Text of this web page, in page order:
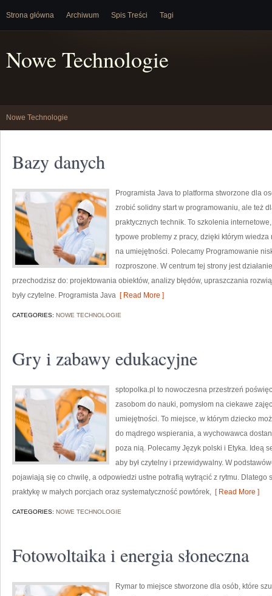
Strona główna Archiwum Spis Treści Tagi
Nowe Technologie
Nowe Technologie
Bazy danych
Programista Java to platforma stworzone dla
zrobić solidny start w programowaniu, ale też
praktycznych technik. To szkolenia
typowe problemy z pracy, dzięki którym
na umiejętności. Polecamy Programowanie
rozproszone. W centrum tej strony jest
przechodzisz do: projektowania obiektów, analizy błędów, upraszczania
były czytelne. Programista Java [ Read More ]
CATEGORIES: NOWE TECHNOLOGIE
Gry i zabawy edukacyjne
sptopolka.pl to nowoczesna przestrzeń
zasobom do nauki, pomysłom na ciekawe
umiejętności. To miejsce, w którym dziecko
do mądrego wspierania, a wychowawca
poza nią. Polecamy Język polski i Etyka. Ideą
aby był czytelny i przewidywalny. W
pojawiają się co chwilę, a odpowiedzi ustne potrafią wytrącić z rytmu.
praktykę w małych porcjach oraz systematyczność powtórek, [ Read More ]
CATEGORIES: NOWE TECHNOLOGIE
Fotowoltaika i energia słoneczna
Rymar to miejsce stworzone dla osób, które